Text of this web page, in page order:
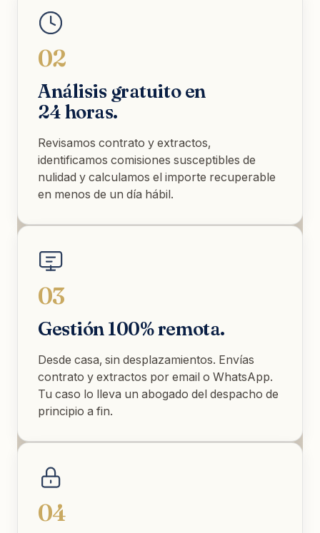
02
Análisis gratuito en
24 horas.
Revisamos contrato y extractos,
identificamos comisiones susceptibles de
nulidad y calculamos el importe recuperable
en menos de un día hábil.
03
Gestión 100% remota.
Desde casa, sin desplazamientos. Envías
contrato y extractos por email o WhatsApp.
Tu caso lo lleva un abogado del despacho de
principio a fin.
04